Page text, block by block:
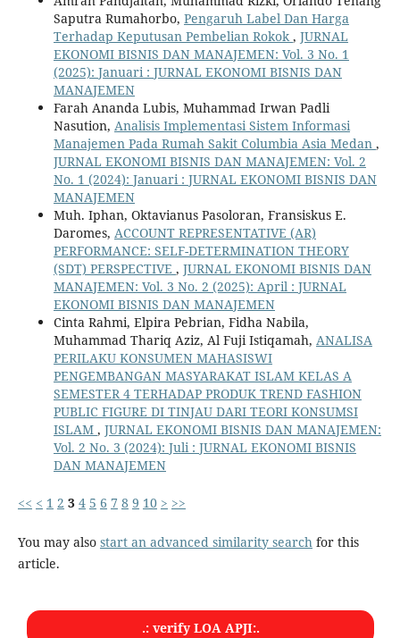
Saputra Rumahorbo, Pengaruh Label Dan Harga
Terhadap Keputusan Pembelian Rokok , JURNAL
EKONOMI BISNIS DAN MANAJEMEN: Vol. 3 No. 1
(2025): Januari : JURNAL EKONOMI BISNIS DAN
MANAJEMEN
Farah Ananda Lubis, Muhammad Irwan Padli
Nasution, Analisis Implementasi Sistem Informasi
Manajemen Pada Rumah Sakit Columbia Asia Medan ,
JURNAL EKONOMI BISNIS DAN MANAJEMEN: Vol. 2
No. 1 (2024): Januari : JURNAL EKONOMI BISNIS DAN
MANAJEMEN
Muh. Iphan, Oktavianus Pasoloran, Fransiskus E.
Daromes, ACCOUNT REPRESENTATIVE (AR)
PERFORMANCE: SELF-DETERMINATION THEORY
(SDT) PERSPECTIVE , JURNAL EKONOMI BISNIS DAN
MANAJEMEN: Vol. 3 No. 2 (2025): April : JURNAL
EKONOMI BISNIS DAN MANAJEMEN
Cinta Rahmi, Elpira Pebrian, Fidha Nabila,
Muhammad Thariq Aziz, Al Fuji Istiqamah, ANALISA
PERILAKU KONSUMEN MAHASISWI
PENGEMBANGAN MASYARAKAT ISLAM KELAS A
SEMESTER 4 TERHADAP PRODUK TREND FASHION
PUBLIC FIGURE DI TINJAU DARI TEORI KONSUMSI
ISLAM , JURNAL EKONOMI BISNIS DAN MANAJEMEN:
Vol. 2 No. 3 (2024): Juli : JURNAL EKONOMI BISNIS
DAN MANAJEMEN
<< < 1 2 3 4 5 6 7 8 9 10 > >>
You may also start an advanced similarity search for this
article.
.: verify LOA APJI:.